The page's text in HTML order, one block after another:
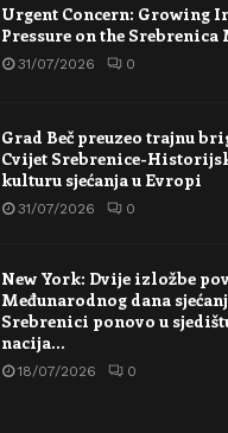
Urgent Concern: Growing
Pressure on the
31/07/2026 0
Grad Beč preuzeo trajnu
Cvijet Srebrenice-
kulturu sjećanja u Evropi
31/07/2026 0
New York: Dvije izložbe
Međunarodnog dana
Srebrenici ponovo u
nacija…
18/07/2026 0